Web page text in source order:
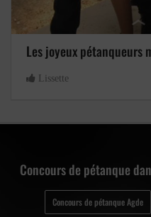
Les joyeux pétanqueurs
Lissette
Concours de pétanque
Concours de pétanque Agde